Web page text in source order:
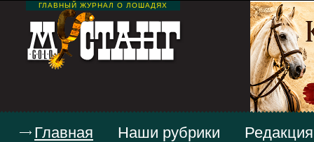
ГЛАВНЫЙ ЖУРНАЛ О ЛОШАДЯХ
Главная Наши рубрики Редакция